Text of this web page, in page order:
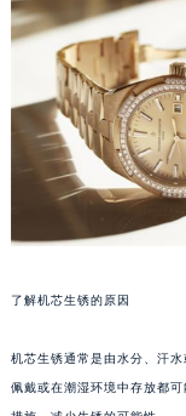
了解机芯生锈的原因
机芯生锈通常是由水分、汗
佩戴或在潮湿环境中存放都